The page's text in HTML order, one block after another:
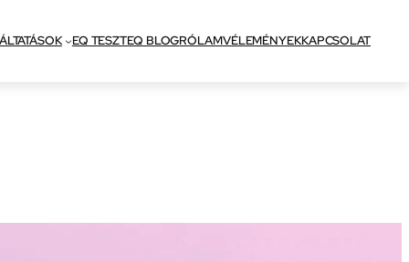
EQ TESZTEQ BLOGRÓLAMVÉLEMÉNYEKKAPCSOLAT